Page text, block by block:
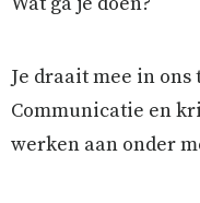
Je draait mee in
Communicatie en
werken aan onder